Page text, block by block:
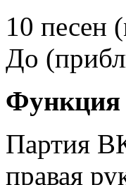
10 песен
До
Функция
Партия
правая